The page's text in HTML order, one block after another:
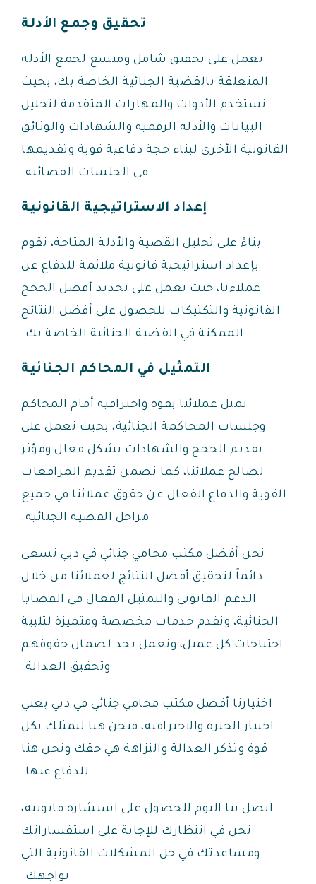
تحقيق وجمع الأدلة
نعمل على تحقيق شامل ومتسع لجمع الأدلة
المتعلقة بالقضية الجنائية الخاصة بك، بحيث
نستخدم الأدوات والمهارات المتقدمة لتحليل
البيانات والأدلة الرقمية والشهادات والوثائق
القانونية الأخرى لبناء حجة دفاعية قوية وتقديمها
في الجلسات القضائية.
إعداد الاستراتيجية القانونية
بناءً على تحليل القضية والأدلة المتاحة، نقوم
بإعداد استراتيجية قانونية ملائمة للدفاع عن
عملاءنا، حيث نعمل على تحديد أفضل الحجج
القانونية والتكتيكات للحصول على أفضل النتائج
الممكنة في القضية الجنائية الخاصة بك.
التمثيل في المحاكم الجنائية
نمثل عملائنا بقوة واحترافية أمام المحاكم
وجلسات المحاكمة الجنائية، بحيث نعمل على
تقديم الحجج والشهادات بشكل فعال ومؤثر
لصالح عملائنا، كما نضمن تقديم المرافعات
القوية والدفاع الفعال عن حقوق عملائنا في جميع
مراحل القضية الجنائية.
نحن أفضل مكتب محامي جنائي في دبي نسعى
دائماً لتحقيق أفضل النتائج لعملائنا من خلال
الدعم القانوني والتمثيل الفعال في القضايا
الجنائية، ونقدم خدمات مخصصة ومتميزة لتلبية
احتياجات كل عميل، ونعمل بجد لضمان حقوقهم
وتحقيق العدالة.
اختيارنا أفضل مكتب محامي جنائي في دبي يعني
اختيار الخبرة والاحترافية، فنحن هنا لنمثلك بكل
قوة وتذكر العدالة والنزاهة هي حقك ونحن هنا
للدفاع عنها.
اتصل بنا اليوم للحصول على استشارة قانونية،
نحن في انتظارك للإجابة على استفساراتك
ومساعدتك في حل المشكلات القانونية التي
تواجهك.